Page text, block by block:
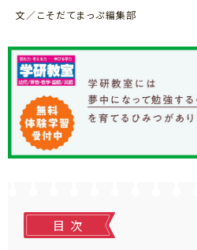
知育
健康
文／こそだてまっぷ編集部
目次